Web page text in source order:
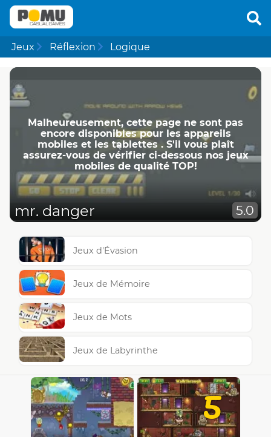
Jeux Réflexion Logique
Malheureusement, cette page ne ​​sont pas
encore disponibles pour les appareils
mobiles et les tablettes . S'il vous plaît
assurez-vous de vérifier ci-dessous nos jeux
mobiles de qualité TOP!
mr. danger 5.0
Jeux d'Évasion
Jeux de Mémoire
Jeux de Mots
Jeux de Labyrinthe
5